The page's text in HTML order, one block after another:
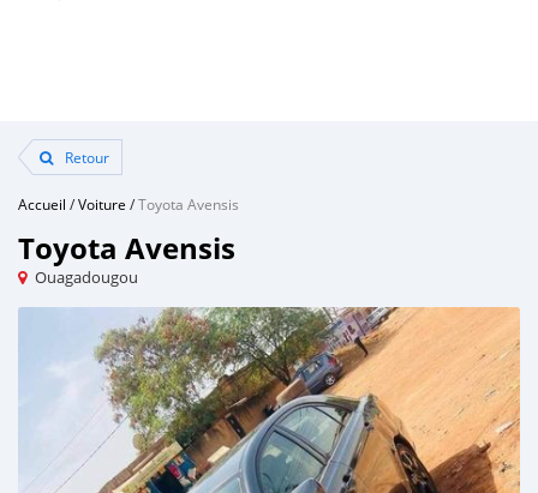
Retour
Accueil /Voiture /Toyota Avensis
Toyota Avensis
Ouagadougou